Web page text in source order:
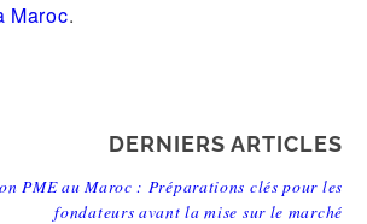
Maroc.
DERNIERS ARTICLES
PME au Maroc : Préparations clés pour les
fondateurs avant la mise sur le marché